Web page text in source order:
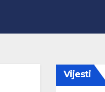
Vijesti